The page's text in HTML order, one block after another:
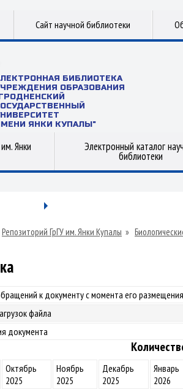
Сайт научной библиотеки
БИБЛИОТЕКА
ОБРАЗОВАНИЯ
ЯНКИ КУПАЛЫ"
Янки Электронный каталог
библиотеки
Репозиторий ГрГУ им. Янки Купалы »
к документу с момента его
файла
документа
Октябрь
2025
Ноябрь
2025
Декабрь
2025
Январь
2026